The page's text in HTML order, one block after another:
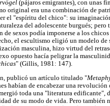
(pájaros emigrantes), con unas
original era una combinación de
el "espíritu del chico": su
del adolescente burgués;
sexos podía imponerse a los
el escultismo eligió un modelo
masculina, hizo virtud del
opuesto hacía peligrar la
" (Gillis, 1981: 147).
publicó un artículo titulado "
habían de encabezar una
toda una "literatura
de su modo de vida. Pero también